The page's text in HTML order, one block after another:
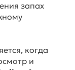
запах
когда
и